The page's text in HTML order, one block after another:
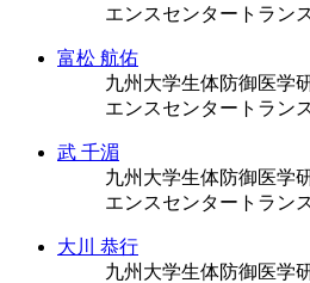
エンスセンタートラン
富松 航佑
九州大学生体防御医学
エンスセンタートラン
武 千湄
九州大学生体防御医学
エンスセンタートラン
大川 恭行
九州大学生体防御医学